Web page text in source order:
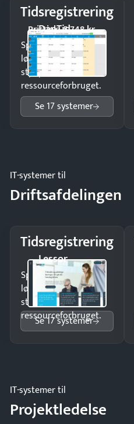
Tidsregistrering
DanTid
Pristjek: 5.748 kr
Spar tid på
lønberegning og få
styr på
ressourceforbruget.
Se 17 systemer
IT-systemer til
Driftsafdelingen
Tidsregistrering
Lessor
Spar tid på
lønberegning og få
styr på
ressourceforbruget.
Se 17 systemer
IT-systemer til
Projektledelse